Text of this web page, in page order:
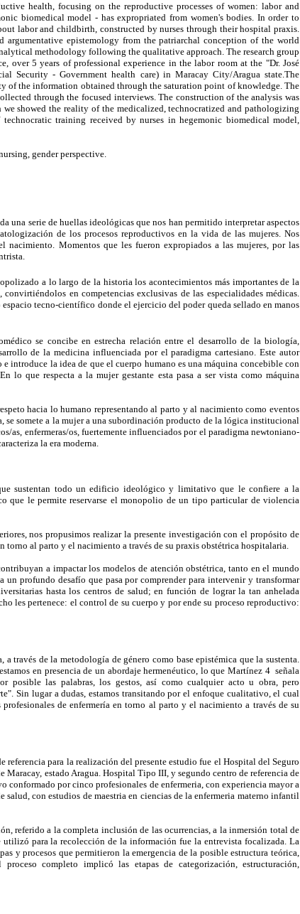
health, focusing on the reproductive processes of women: labor and
biomedical model - has expropriated from women's bodies. In order to
labor and childbirth, constructed by nurses through their hospital praxis.
argumentative epistemology from the patriarchal conception of the world
methodology following the qualitative approach. The research group
over 5 years of professional experience in the labor room at the "Dr. José
Security - Government health care) in Maracay City/Aragua state.The
of the information obtained through the saturation point of knowledge. The
through the focused interviews. The construction of the analysis was
showed the reality of the medicalized, technocratized and pathologizing
training received by nurses in hegemonic biomedical model,
gender perspective.
una serie de huellas ideológicas que nos han permitido interpretar aspectos
de los procesos reproductivos en la vida de las mujeres. Nos
nacimiento. Momentos que les fueron expropiados a las mujeres, por las
a lo largo de la historia los acontecimientos más importantes de la
en competencias exclusivas de las especialidades médicas.
tecno-científico donde el ejercicio del poder queda sellado en manos
se concibe en estrecha relación entre el desarrollo de la biología,
de la medicina influenciada por el paradigma cartesiano. Este autor
introduce la idea de que el cuerpo humano es una máquina concebible con
lo que respecta a la mujer gestante esta pasa a ser vista como máquina
hacia lo humano representando al parto y al nacimiento como eventos
se somete a la mujer a una subordinación producto de la lógica institucional
as, enfermeras/os, fuertemente influenciados por el paradigma newtoniano-
la era moderna.
sustentan todo un edificio ideológico y limitativo que le confiere a la
que le permite reservarse el monopolio de un tipo particular de violencia
nos propusimos realizar la presente investigación con el propósito de
al parto y el nacimiento a través de su praxis obstétrica hospitalaria.
a impactar los modelos de atención obstétrica, tanto en el mundo
profundo desafío que pasa por comprender para intervenir y transformar
hasta los centros de salud; en función de lograr la tan anhelada
les pertenece: el control de su cuerpo y por ende su proceso reproductivo:
través de la metodología de género como base epistémica que la sustenta.
en presencia de un abordaje hermenéutico, lo que Martínez 4 señala
posible las palabras, los gestos, así como cualquier acto u obra, pero
Sin lugar a dudas, estamos transitando por el enfoque cualitativo, el cual
de enfermería en torno al parto y el nacimiento a través de su
para la realización del presente estudio fue el Hospital del Seguro
Maracay, estado Aragua. Hospital Tipo III, y segundo centro de referencia de
conformado por cinco profesionales de enfermeria, con experiencia mayor a
salud, con estudios de maestria en ciencias de la enfermeria materno infantil
referido a la completa inclusión de las ocurrencias, a la inmersión total de
utilizó para la recolección de la información fue la entrevista focalizada. La
y procesos que permitieron la emergencia de la posible estructura teórica,
completo implicó las etapas de categorización, estructuración,